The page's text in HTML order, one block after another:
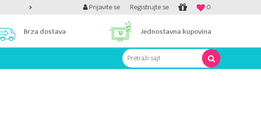
PLATI UNICREDIT KARTICOM NA RATE! 0
Prijavite se Registrujte se
Brza dostava Jednostavna kupovina
Pretraži sajt